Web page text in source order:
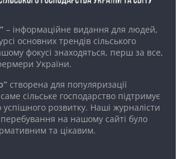
– інформаційне видання для людей,
основних трендів сільського
фокусі знаходяться, перш за все,
України.
створена для популяризації
сільське господарство підтримує
розвитку. Наші журналісти
на нашому сайті було
та цікавим.